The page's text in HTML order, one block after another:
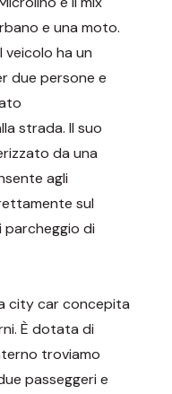
e una moto.
veicolo ha un
due persone e
strada. Il suo
da una
agli
sul
parcheggio di
city car concepita
È dotata di
troviamo
passeggeri e